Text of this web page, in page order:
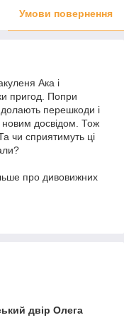
Умови повернення
Ака і
пригод. Попри
долають перешкоди і
новим досвідом. Тож
чи сприятимуть ці
про дивовижних
двір Олега